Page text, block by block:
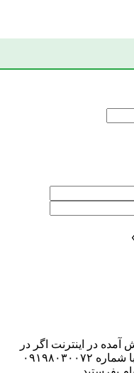
آمده در اینترنت اگر در
روال ثبت سفارش دچار مشکل هستید با شماره ۰۹۱۹۸۰۳۰۰۷۲